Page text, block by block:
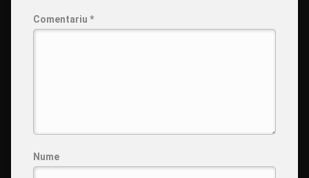
Comentariu *
Nume